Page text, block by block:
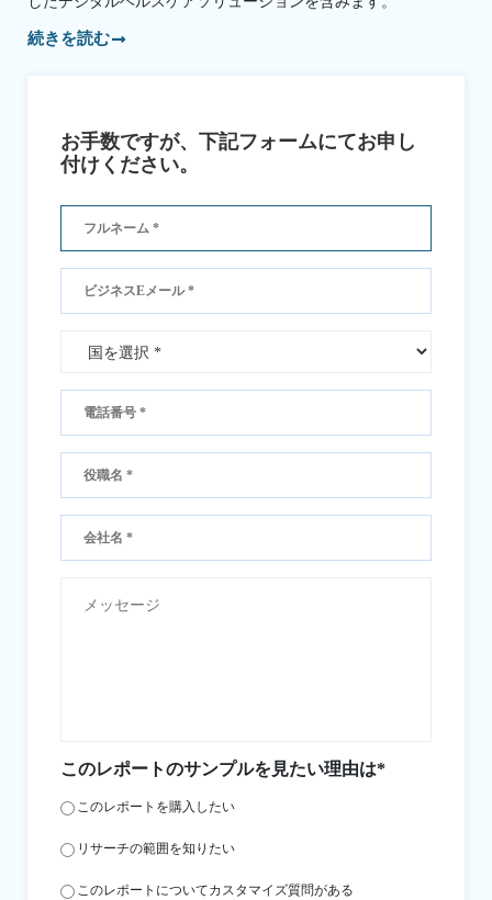
続きを読む
お手数ですが、下記フォームにてお申し
付けください。
このレポートのサンプルを見たい理由は*
このレポートを購入したい
リサーチの範囲を知りたい
このレポートについてカスタマイズ質問がある